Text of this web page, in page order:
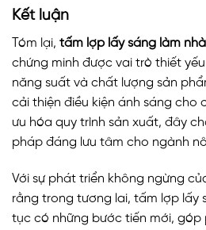
Kết luận
Tóm lại, tấm lợp lấy sáng làm
chứng minh được vai trò thiết
năng suất và chất lượng sản
cải thiện điều kiện ánh sáng cho
ưu hóa quy trình sản xuất, đây
pháp đáng lưu tâm cho ngành
Với sự phát triển không ngừng
rằng trong tương lai, tấm lợp lấy
tục có những bước tiến mới, góp